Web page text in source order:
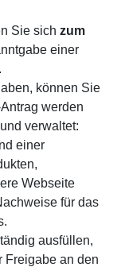
Sie sich zum
einer
.
können Sie
werden
verwaltet:
einer
Webseite
für das
ausfüllen,
Freigabe an den